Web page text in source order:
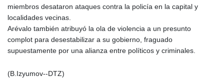
miembros desataron ataques contra la policía en la capital y
localidades vecinas.
Arévalo también atribuyó la ola de violencia a un presunto
complot para desestabilizar a su gobierno, fraguado
supuestamente por una alianza entre políticos y criminales.
(B.Izyumov--DTZ)